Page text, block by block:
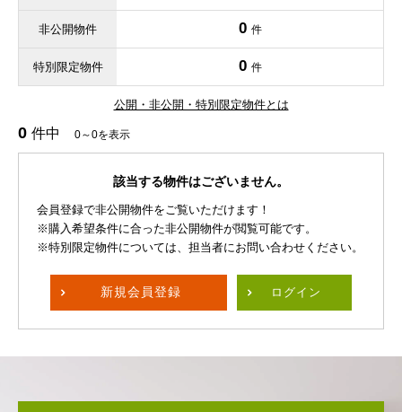
非公開物件 0 件
特別限定物件 0 件
公開・非公開・特別限定物件とは
0 件中 0～0を表示
該当する物件はございません。
会員登録で非公開物件をご覧いただけます！
※購入希望条件に合った非公開物件が閲覧可能です。
※特別限定物件については、担当者にお問い合わせください。
新規会員登録 ログイン